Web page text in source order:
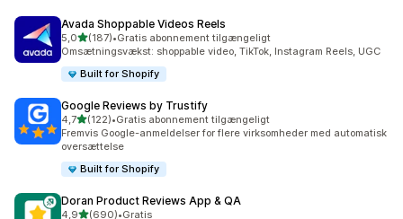
Avada Shoppable Videos Reels
5,0ud af 5 stjerner
(187)
187 anmeldelser i alt
•Gratis abonnement tilgængeligt
Omsætningsvækst: shoppable video, TikTok, Instagram Reels, UGC
Built for Shopify
Google Reviews by Trustify
4,7ud af 5 stjerner
(122)
122 anmeldelser i alt
•Gratis abonnement tilgængeligt
Fremvis Google-anmeldelser for flere virksomheder med automatisk
oversættelse
Built for Shopify
Doran Product Reviews App & QA
4,9ud af 5 stjerner
(690)•Gratis